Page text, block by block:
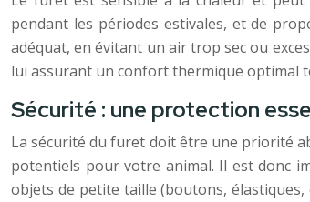
pendant les périodes estivales, et de
adéquat, en évitant un air trop sec ou
lui assurant un confort thermique optimal
Sécurité : une protection
La sécurité du furet doit être une priorité
potentiels pour votre animal. Il est donc
objets de petite taille (boutons,